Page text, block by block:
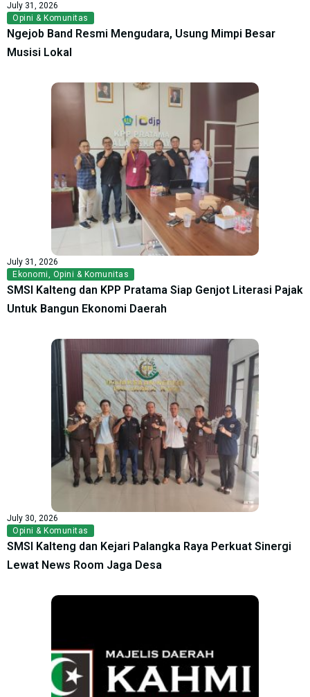
July 31, 2026
Opini & Komunitas
Ngejob Band Resmi Mengudara, Usung Mimpi Besar
Musisi Lokal
July 31, 2026
Ekonomi
Opini & Komunitas
SMSI Kalteng dan KPP Pratama Siap Genjot Literasi Pajak
Untuk Bangun Ekonomi Daerah
July 30, 2026
Opini & Komunitas
SMSI Kalteng dan Kejari Palangka Raya Perkuat Sinergi
Lewat News Room Jaga Desa